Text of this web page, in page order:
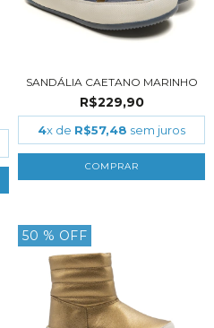
SANDÁLIA CAETANO MARINHO
R$229,90
4x de R$57,48 sem juros
COMPRAR
50 % OFF